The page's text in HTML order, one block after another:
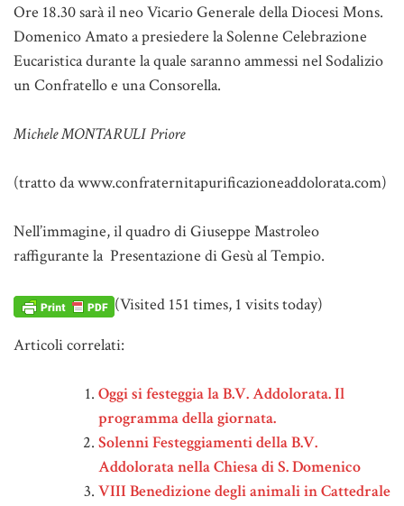
Ore 18.30 sarà il neo Vicario Generale della Diocesi Mons.
Domenico Amato a presiedere la Solenne Celebrazione
Eucaristica durante la quale saranno ammessi nel Sodalizio
un Confratello e una Consorella.
Michele MONTARULI Priore
(tratto da www.confraternitapurificazioneaddolorata.com)
Nell’immagine, il quadro di Giuseppe Mastroleo
raffigurante la Presentazione di Gesù al Tempio.
(Visited 151 times, 1 visits today)
Articoli correlati:
Oggi si festeggia la B.V. Addolorata. Il
programma della giornata.
Solenni Festeggiamenti della B.V.
Addolorata nella Chiesa di S. Domenico
VIII Benedizione degli animali in Cattedrale